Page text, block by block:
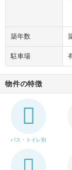
築年数
駐車場
物件の特徴
バス・トイレ別